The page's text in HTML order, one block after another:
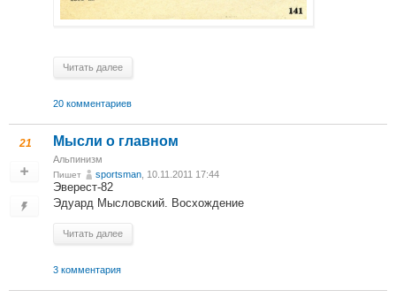
Читать далее
20 комментариев
21 Мысли о главном
Альпинизм
Пишет sportsman , 10.11.2011 17:44
Эверест-82
Эдуард Мысловский. Восхождение
Читать далее
3 комментария